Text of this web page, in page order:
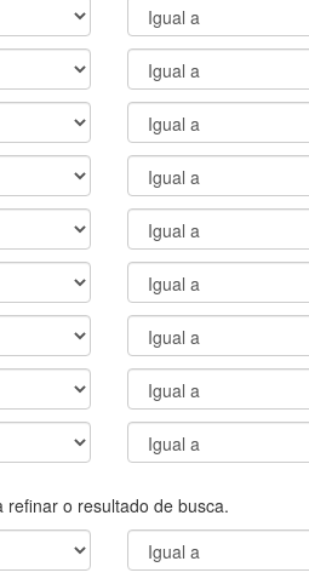
refinar o resultado de busca.